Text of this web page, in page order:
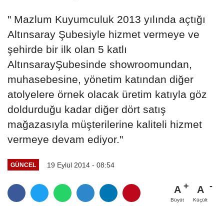
" Mazlum Kuyumculuk 2013 yılında açtığı
Altınsaray Şubesiyle hizmet vermeye ve
şehirde bir ilk olan 5 katlı
AltınsarayŞubesinde showroomundan,
muhasebesine, yönetim katından diğer
atolyelere örnek olacak üretim katıyla göz
doldurduğu kadar diğer dört satış
mağazasıyla müşterilerine kaliteli hizmet
vermeye devam ediyor."
GÜNCEL 19 Eylül 2014 - 08:54
A
Büyüt
A
Küçült